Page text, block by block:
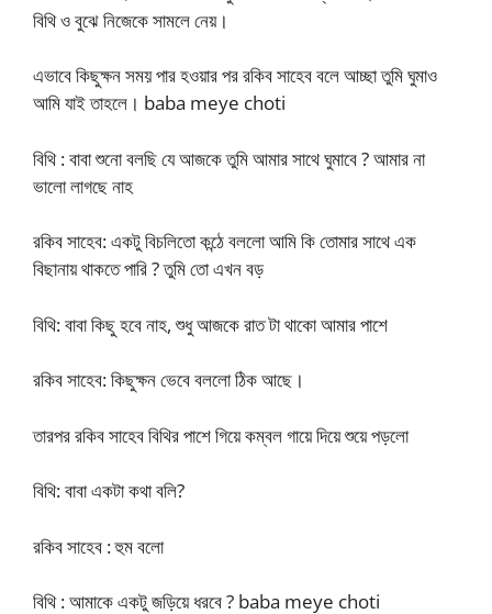
বিথি ও বুঝে নিজেকে সামলে নেয়।
এভাবে কিছুক্ষন সময় পার হওয়ার পর রকিব সাহেব বলে আচ্ছা তুমি ঘুমাও
আমি যাই তাহলে। baba meye choti
বিথি : বাবা শুনো বলছি যে আজকে তুমি আমার সাথে ঘুমাবে ? আমার না
ভালো লাগছে নাহ
রকিব সাহেব: একটু বিচলিতো কন্ঠে বললো আমি কি তোমার সাথে এক
বিছানায় থাকতে পারি ? তুমি তো এখন বড়
বিথি: বাবা কিছু হবে নাহ, শুধু আজকে রাত টা থাকো আমার পাশে
রকিব সাহেব: কিছুক্ষন ভেবে বললো ঠিক আছে।
তারপর রকিব সাহেব বিথির পাশে গিয়ে কম্বল গায়ে দিয়ে শুয়ে পড়লো
বিথি: বাবা একটা কথা বলি?
রকিব সাহেব : হুম বলো
বিথি : আমাকে একটু জড়িয়ে ধরবে ? baba meye choti